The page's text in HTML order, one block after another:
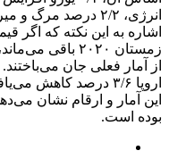
انرژی، ۲/۲ درصد
اشاره به این نکته که اگر
از آمار فعلی جان
اروپا ۳/۶ درصد
این آمار و ارقام نشان
بوده است.